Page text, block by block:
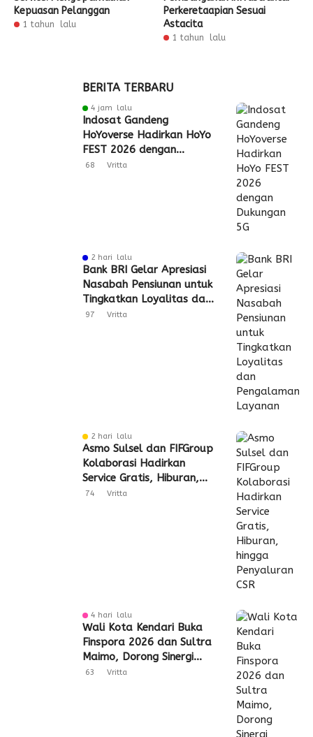
Kepuasan Pelanggan
1 tahun lalu
Perkeretaapian Sesuai
Astacita
1 tahun lalu
BERITA TERBARU
4 jam lalu
Indosat Gandeng
HoYoverse Hadirkan HoYo
FEST 2026 dengan
Dukungan 5G
68 Vritta
2 hari lalu
Bank BRI Gelar Apresiasi
Nasabah Pensiunan untuk
Tingkatkan Loyalitas dan
Pengalaman Layanan
97 Vritta
2 hari lalu
Asmo Sulsel dan FIFGroup
Kolaborasi Hadirkan
Service Gratis, Hiburan,
hingga Penyaluran CSR
74 Vritta
4 hari lalu
Wali Kota Kendari Buka
Finspora 2026 dan Sultra
Maimo, Dorong Sinergi
Industri Keuangan
63 Vritta